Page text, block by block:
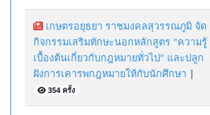
เกษตรอยุธยา ราชมงคลสุวรรณภูมิ จัด
กิจกรรมเสริมทักษะนอกหลักสูตร "ความรู้
เบื้องต้นเกี่ยวกับกฎหมายทั่วไป" และปลูก
ฝังการเคารพกฎหมายให้กับนักศึกษา |
354 ครั้ง